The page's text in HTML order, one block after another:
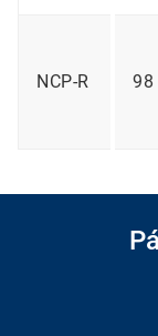
NCP-R 98